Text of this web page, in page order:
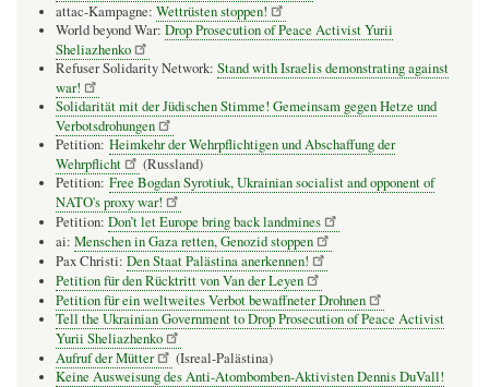
attac-Kampagne: Wettrüsten stoppen!
World beyond War: Drop Prosecution of Peace Activist Yurii
Sheliazhenko
Refuser Solidarity Network: Stand with Israelis demonstrating against
war!
Solidarität mit der Jüdischen Stimme! Gemeinsam gegen Hetze und
Verbotsdrohungen
Petition: Heimkehr der Wehrpflichtigen und Abschaffung der
Wehrpflicht
(Russland)
Petition: Free Bogdan Syrotiuk, Ukrainian socialist and opponent of
NATO's proxy war!
Petition: Don’t let Europe bring back landmines
ai: Menschen in Gaza retten, Genozid stoppen
Pax Christi: Den Staat Palästina anerkennen!
Petition für den Rücktritt von Van der Leyen
Petition für ein weltweites Verbot bewaffneter Drohnen
Tell the Ukrainian Government to Drop Prosecution of Peace Activist
Yurii Sheliazhenko
Aufruf der Mütter
(Isreal-Palästina)
Keine Ausweisung des Anti-Atombomben-Aktivisten Dennis DuVall!